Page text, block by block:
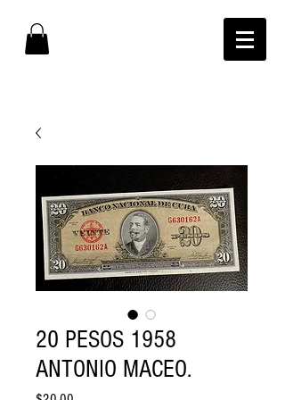
20 PESOS 1958
ANTONIO MACEO.